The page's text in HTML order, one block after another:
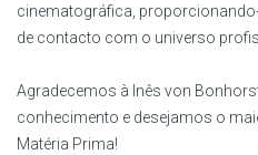
cinematográfica,
de contacto com o universo
Agradecemos à Inês von
conhecimento e desejamos o
Matéria Prima!